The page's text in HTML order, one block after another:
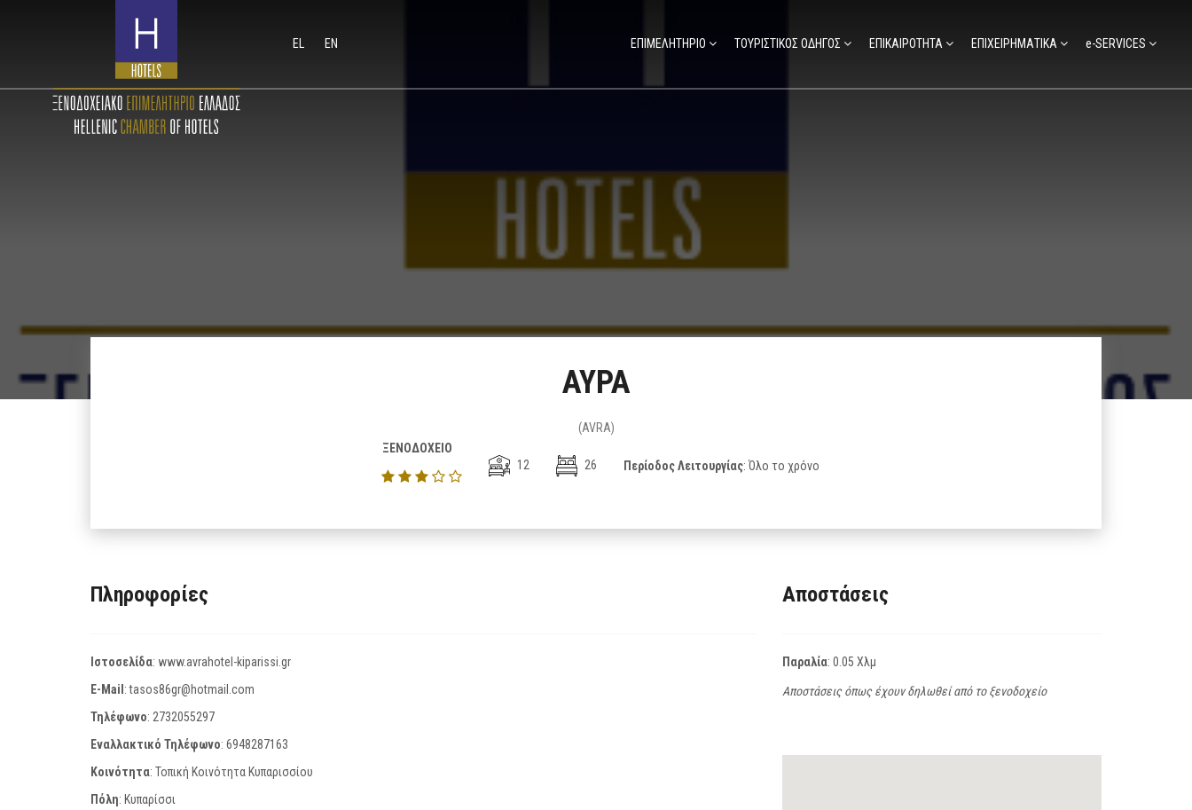
EL EN ΕΠΙΜΕΛΗΤΗΡΙΟ ΤΟΥΡΙΣΤΙΚΟΣ ΟΔΗΓΟΣ ΕΠΙΚΑΙΡΟΤΗΤΑ ΕΠΙΧΕΙΡΗΜΑΤΙΚΑ e-SERVICES
ΑΥΡΑ
(AVRA)
ΞΕΝΟΔΟΧΕΙΟ
12
26 Περίοδος Λειτουργίας: Όλο το χρόνο
Πληροφορίες
Ιστοσελίδα: www.avrahotel-kiparissi.gr
E-Mail :tasos86gr@hotmail.com
Τηλέφωνο: 2732055297
Εναλλακτικό Τηλέφωνο: 6948287163
Κοινότητα: Τοπική Κοινότητα Κυπαρισσίου
Πόλη: Κυπαρίσσι
Αποστάσεις
Παραλία: 0.05 Χλμ
Αποστάσεις όπως έχουν δηλωθεί από το ξενοδοχείο